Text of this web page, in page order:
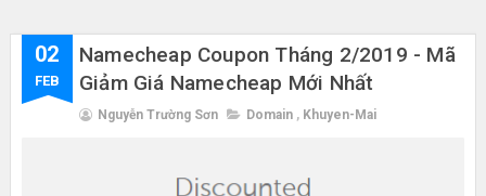
02
FEB
Namecheap Coupon Tháng 2/2019 - Mã
Giảm Giá Namecheap Mới Nhất
Nguyễn Trường Sơn Domain , Khuyen-Mai